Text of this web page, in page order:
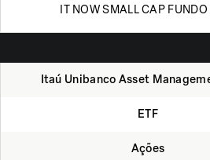
IT NOW SMALL CAP FUNDO
Itaú Unibanco Asset
ETF
Ações